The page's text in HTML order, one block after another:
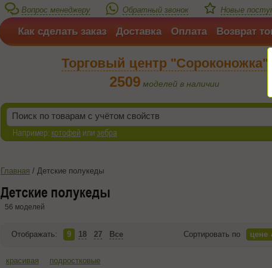
Например:котофей илизебра
Вопрос менеджеру Обратный звонок Новые
Как сделать заказ Доставка Оплата Возврат
Торговый центр "Сороконожка"
2509 моделей в наличии
Главная / Детские полукеды
Детские полукеды
56 моделей
Отображать: 9 18 27 Все Сортировать по цене
красивая подростковые